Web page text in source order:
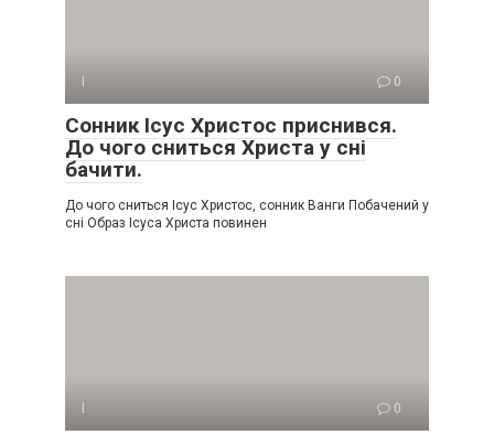
І 0
Сонник Ісус Христос приснився.
До чого сниться Христа у сні
бачити.
До чого сниться Ісус Христос, сонник Ванги Побачений у
сні Образ Ісуса Христа повинен
І 0